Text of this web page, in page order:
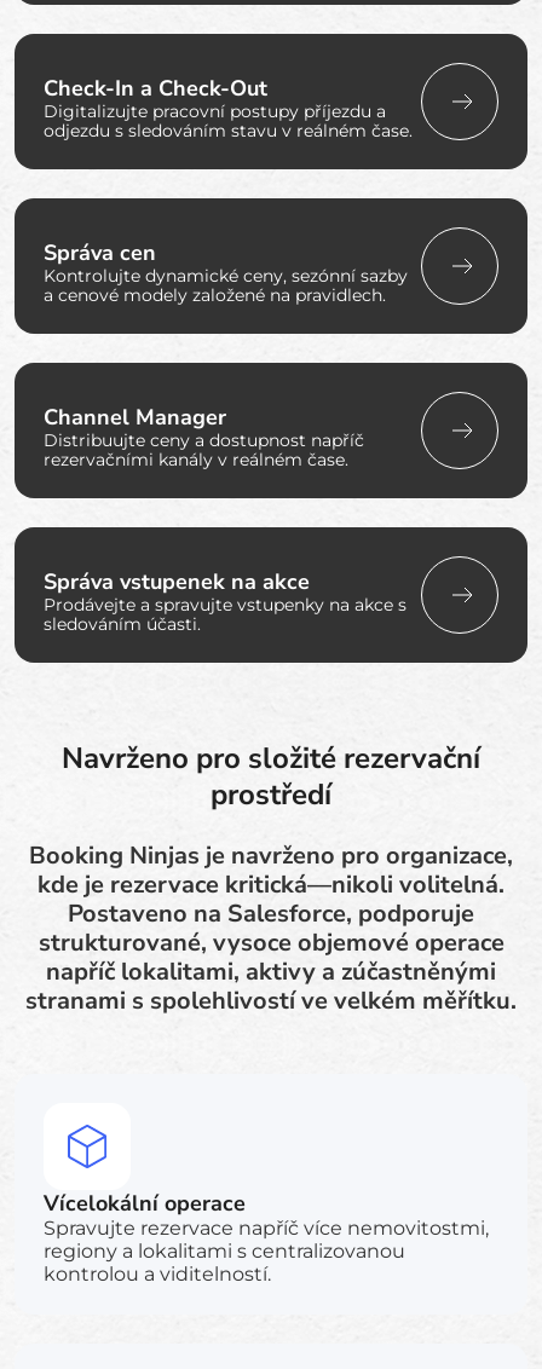
Check-In a Check-Out
Digitalizujte pracovní postupy příjezdu a
odjezdu s sledováním stavu v reálném čase.
Správa cen
Kontrolujte dynamické ceny, sezónní sazby
a cenové modely založené na pravidlech.
Channel Manager
Distribuujte ceny a dostupnost napříč
rezervačními kanály v reálném čase.
Správa vstupenek na akce
Prodávejte a spravujte vstupenky na akce s
sledováním účasti.
Navrženo pro složité rezervační
prostředí
Booking Ninjas je navrženo pro organizace,
kde je rezervace kritická—nikoli volitelná.
Postaveno na Salesforce, podporuje
strukturované, vysoce objemové operace
napříč lokalitami, aktivy a zúčastněnými
stranami s spolehlivostí ve velkém měřítku.
Vícelokální operace
Spravujte rezervace napříč více nemovitostmi,
regiony a lokalitami s centralizovanou
kontrolou a viditelností.